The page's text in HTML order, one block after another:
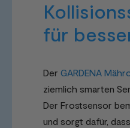
für
Der GARDENA
ziemlich smarten
Der Frostsensor
und sorgt dafür,